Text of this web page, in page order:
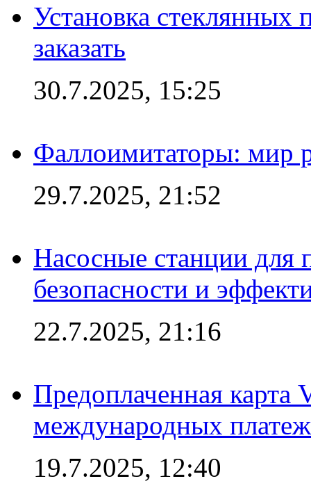
Установка стеклянных
заказать
30.7.2025, 15:25
Фаллоимитаторы: мир
29.7.2025, 21:52
Насосные станции для
безопасности и
22.7.2025, 21:16
Предоплаченная карта
международных
19.7.2025, 12:40